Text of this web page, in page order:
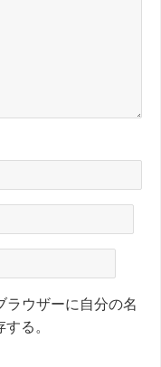
ラウザーに自分の名
る。